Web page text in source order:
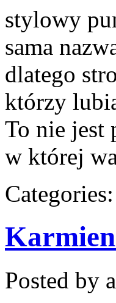
stylowy
sama
dlatego
którzy
To nie jest
w której
Categories:
Posted by